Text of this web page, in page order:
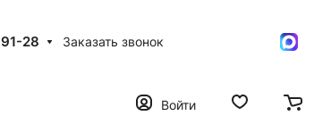
28 Заказать звонок
Войти